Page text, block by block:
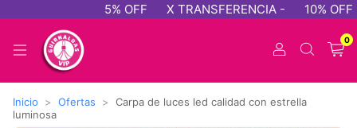
5% OFF X TRANSFERENCIA - 10% OFF -
0
Inicio > Ofertas >
Carpa de luces led calidad con estrella
luminosa